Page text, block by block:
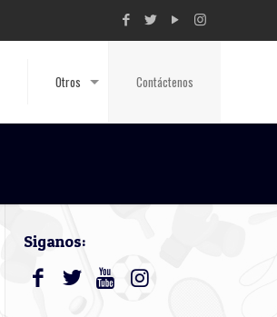
Otros Contáctenos
Siganos: